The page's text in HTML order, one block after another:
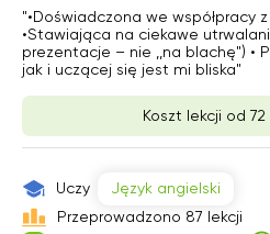
"•Doświadczona we współpracy
•Stawiająca na ciekawe
prezentacje – nie ,,na blachę") •
jak i uczącej się jest mi bliska"
Koszt lekcji od 72
Uczy
Język angielski
Przeprowadzono 87 lekcji
Brak
dostępnych
terminów
Brak
dostępnych
terminów